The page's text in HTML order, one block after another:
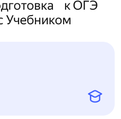
к ОГЭ
Учебником